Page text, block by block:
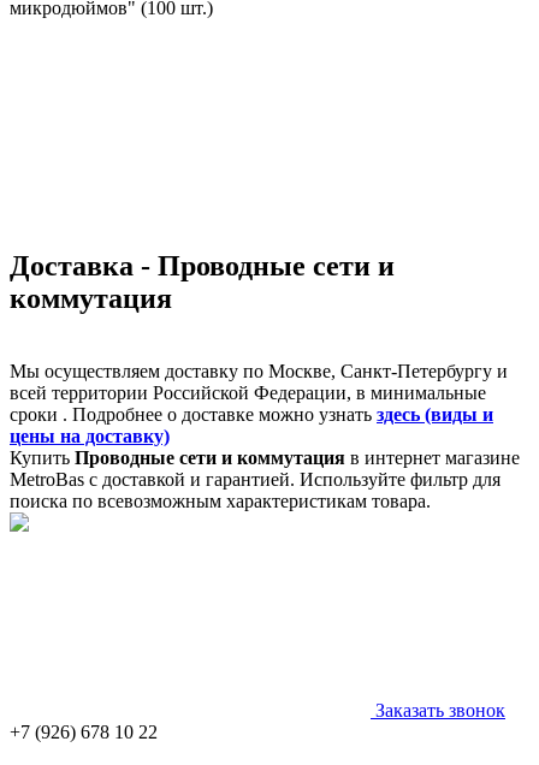
микродюймов" (100 шт.)
Доставка - Проводные сети и
коммутация
Мы осуществляем доставку по Москве, Санкт-Петербургу и
всей территории Российской Федерации, в минимальные
сроки . Подробнее о доставке можно узнать здесь (виды и
цены на доставку)
Купить Проводные сети и коммутация в интернет магазине
MetroBas с доставкой и гарантией. Используйте фильтр для
поиска по всевозможным характеристикам товара.
Заказать звонок
+7 (926) 678 10 22